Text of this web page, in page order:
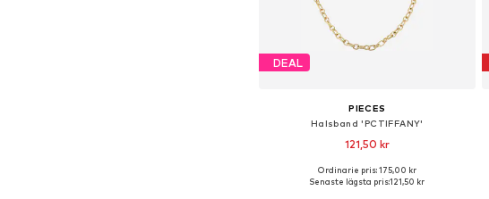
DEAL
PIECES
Halsband 'PCTIFFANY'
121,50 kr
Tillgängliga storlekar: One Size
Ordinarie pris: 175,00 kr
Senaste lägsta pris:121,50 kr